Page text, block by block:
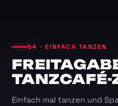
04 · EINFACH TANZEN
TANZCAFÉ-
Einfach mal tanzen und